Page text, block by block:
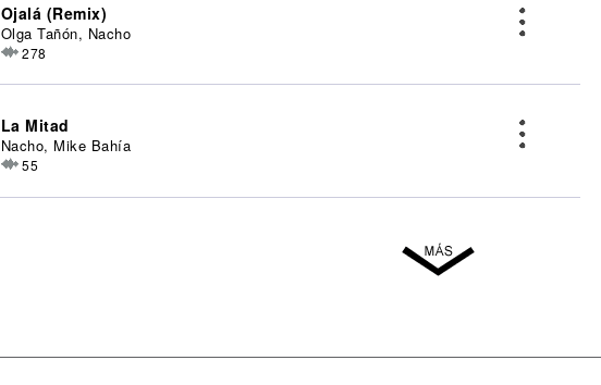
Ojalá (Remix)
Olga Tañón, Nacho
278
La Mitad
Nacho, Mike Bahía
55